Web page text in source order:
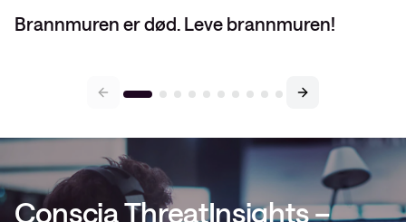
Brannmuren er død. Leve brannmuren!
Conscia ThreatInsights –